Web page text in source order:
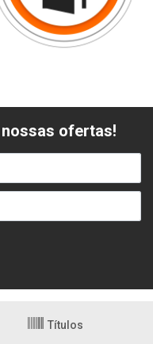
ofertas!
Títulos